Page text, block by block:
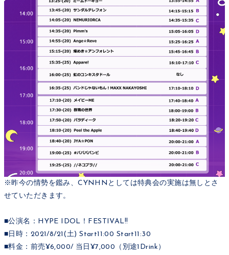
※昨今の情勢を鑑み、CYNHNとしては特典会の実施は無しとさ
せていただきます。
■公演名：HYPE IDOL！FESTIVAL!!
■日時：2021/8/21(土) Start11:00 Start11:30
■料金：前売¥6,000/ 当日¥7,000（別途1Drink）